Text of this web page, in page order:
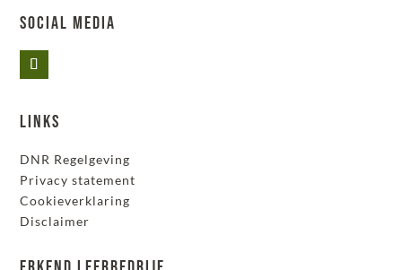
Social Media
Links
DNR Regelgeving
Privacy statement
Cookieverklaring
Disclaimer